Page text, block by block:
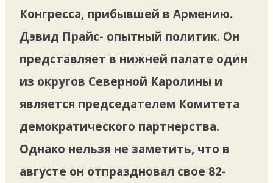
Конгресса, прибывшей в Армению.
Дэвид Прайс- опытный политик. Он
представляет в нижней палате один
из округов Северной Каролины и
является председателем Комитета
демократического партнерства.
Однако нельзя не заметить, что в
августе он отпраздновал свое 82-